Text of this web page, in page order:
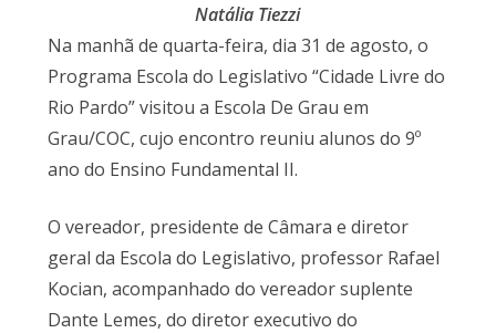
Natália Tiezzi
Na manhã de quarta-feira, dia 31 de agosto, o
Programa Escola do Legislativo “Cidade Livre do
Rio Pardo” visitou a Escola De Grau em
Grau/COC, cujo encontro reuniu alunos do 9º
ano do Ensino Fundamental II.
O vereador, presidente de Câmara e diretor
geral da Escola do Legislativo, professor Rafael
Kocian, acompanhado do vereador suplente
Dante Lemes, do diretor executivo do